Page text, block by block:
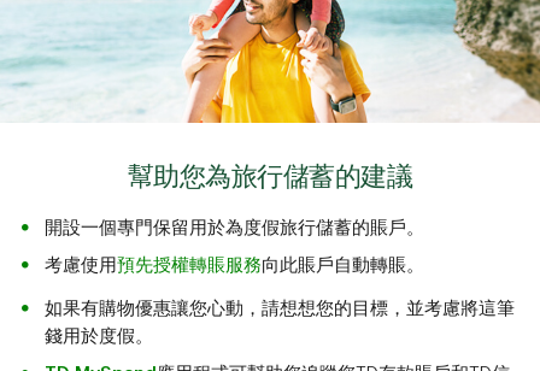
幫助您為旅行儲蓄的建議
開設一個專門保留用於為度假旅行儲蓄的賬戶。
考慮使用預先授權轉賬服務向此賬戶自動轉賬。
如果有購物優惠讓您心動，請想想您的目標，並考慮將這筆
錢用於度假。